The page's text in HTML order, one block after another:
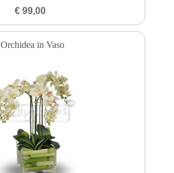
€ 99,00
Orchidea in Vaso